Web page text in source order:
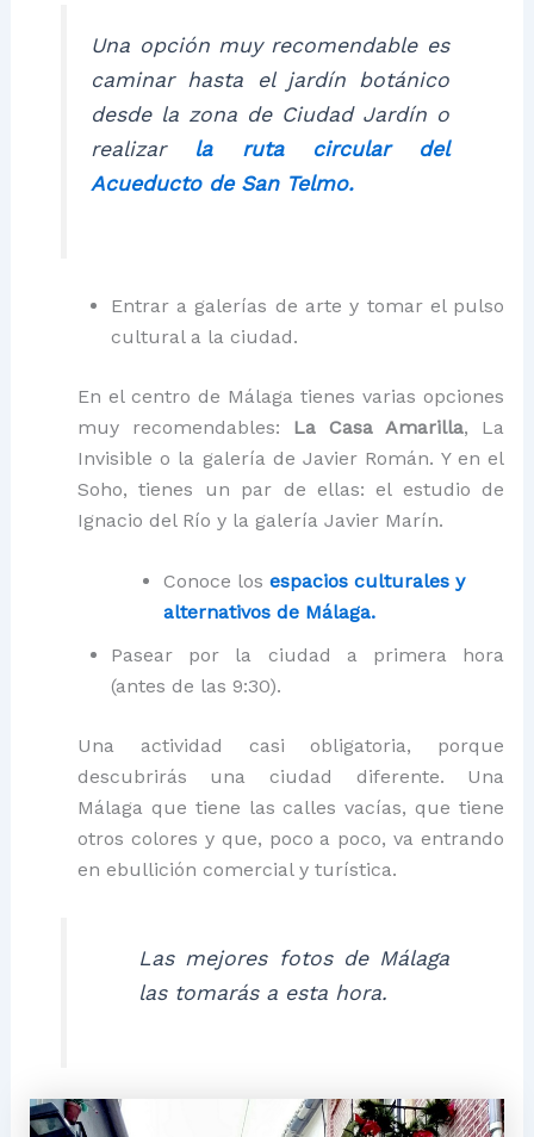
Una opción muy recomendable es
caminar hasta el jardín botánico
desde la zona de Ciudad Jardín o
realizar la ruta circular del
Acueducto de San Telmo.
Entrar a galerías de arte y tomar el pulso
cultural a la ciudad.
En el centro de Málaga tienes varias opciones
muy recomendables: La Casa Amarilla, La
Invisible o la galería de Javier Román. Y en el
Soho, tienes un par de ellas: el estudio de
Ignacio del Río y la galería Javier Marín.
Conoce los espacios culturales y
alternativos de Málaga.
Pasear por la ciudad a primera hora
(antes de las 9:30).
Una actividad casi obligatoria, porque
descubrirás una ciudad diferente. Una
Málaga que tiene las calles vacías, que tiene
otros colores y que, poco a poco, va entrando
en ebullición comercial y turística.
Las mejores fotos de Málaga
las tomarás a esta hora.